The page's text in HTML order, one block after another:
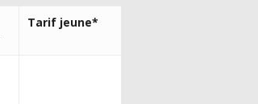
Tarif jeune*